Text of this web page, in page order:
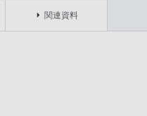
関連資料